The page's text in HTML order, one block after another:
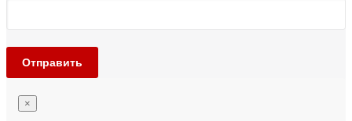
Отправить
×